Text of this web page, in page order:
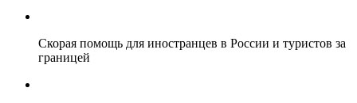
Скорая помощь для иностранцев в России и туристов за
границей